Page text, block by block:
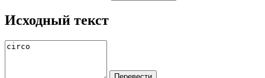
Исходный текст